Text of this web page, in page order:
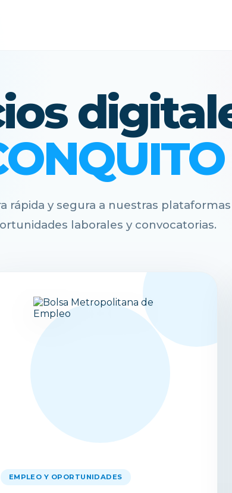
rápida y segura a nuestras
laborales y convocatorias.
EMPLEO Y OPORTUNIDADES